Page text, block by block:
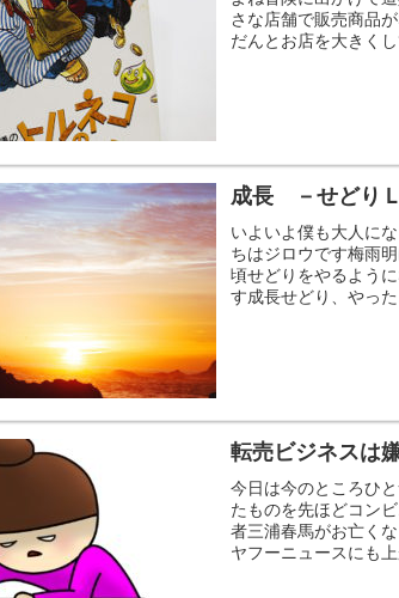
さな店舗で販売商品
だんとお店を大きく
成長 －せどり
いよいよ僕も大人に
ちはジロウです梅雨
頃せどりをやるよう
す成長せどり、やっ
転売ビジネスは
今日は今のところひ
たものを先ほどコン
者三浦春馬がお亡く
ヤフーニュースにも